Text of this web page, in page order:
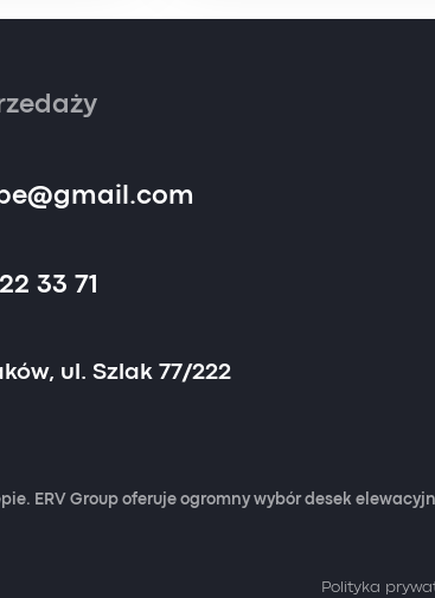
33 71
ul. Szlak 77/222
ERV Group oferuje ogromny wybór desek
Polityka